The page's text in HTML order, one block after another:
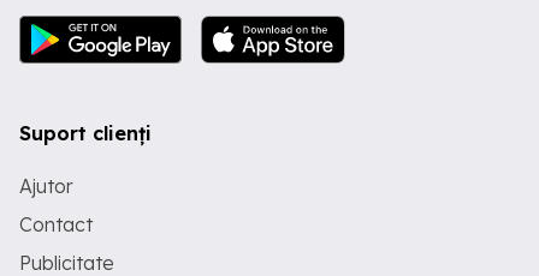
Suport clienți
Ajutor
Contact
Publicitate